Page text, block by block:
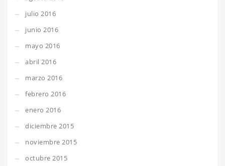
julio 2016
junio 2016
mayo 2016
abril 2016
marzo 2016
febrero 2016
enero 2016
diciembre 2015
noviembre 2015
octubre 2015